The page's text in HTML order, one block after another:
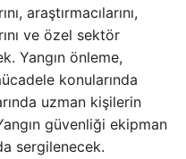
araştırmacılarını,
ve özel sektör
Yangın önleme,
konularında
uzman kişilerin
güvenliği ekipman
sergilenecek.